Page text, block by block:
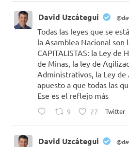
David Uzcátegui
Todas las leyes que se
la Asamblea Nacional son
CAPITALISTAS: la Ley de
de Minas, la ley de
Administrativos, la Ley
apuesto a que todas las
Ese es el reflejo más
9 27 Twitter
David Uzcátegui